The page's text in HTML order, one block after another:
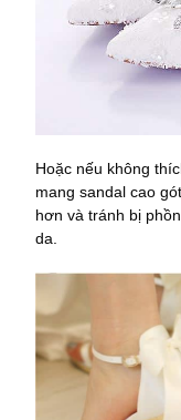
Hoặc nếu không
mang sandal cao
hơn và tránh bị
da.